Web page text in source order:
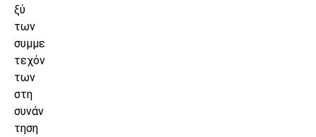
ξύ
των
συμμε
τεχόν
των
στη
συνάν
τηση